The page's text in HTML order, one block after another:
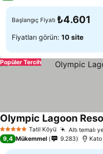
Başlangıç Fiyatı ₺4.601
Fiyatları görün: 10 site
Popüler Tercih
5 Yıldız Tatil Köyü Altı temalı
Olympic Lagoon
9,4 Mükemmel 9.283